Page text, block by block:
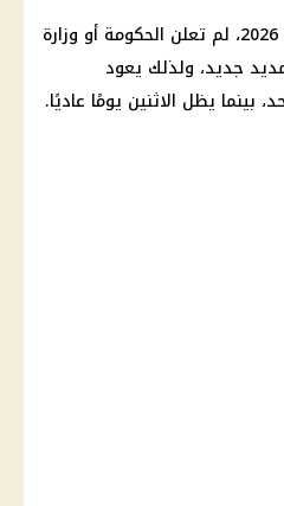
وزارة
جديد، ولذلك يعود
بينما يظل الاثنين يومًا عاديًا.